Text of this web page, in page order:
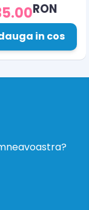
RON
in cos